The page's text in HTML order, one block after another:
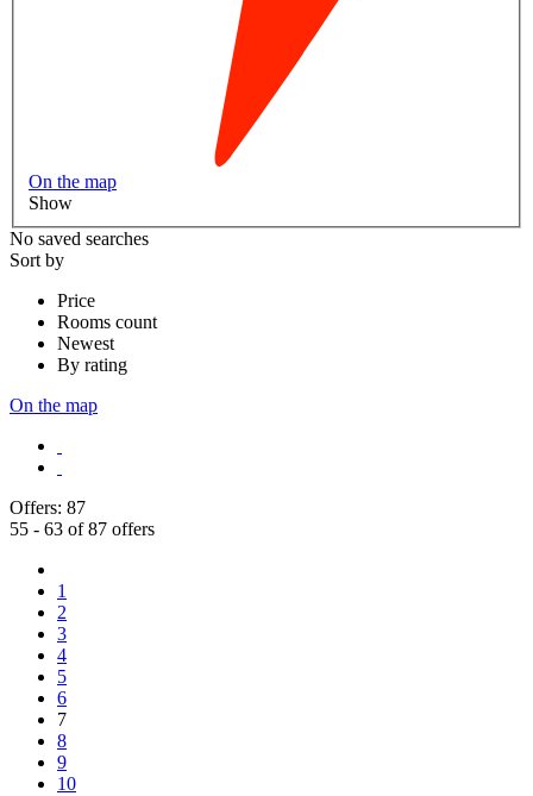
On the map
Show
No saved searches
Sort by
Price
Rooms count
Newest
By rating
On the map
Offers: 87
55 - 63 of 87 offers
1
2
3
4
5
6
7
8
9
10